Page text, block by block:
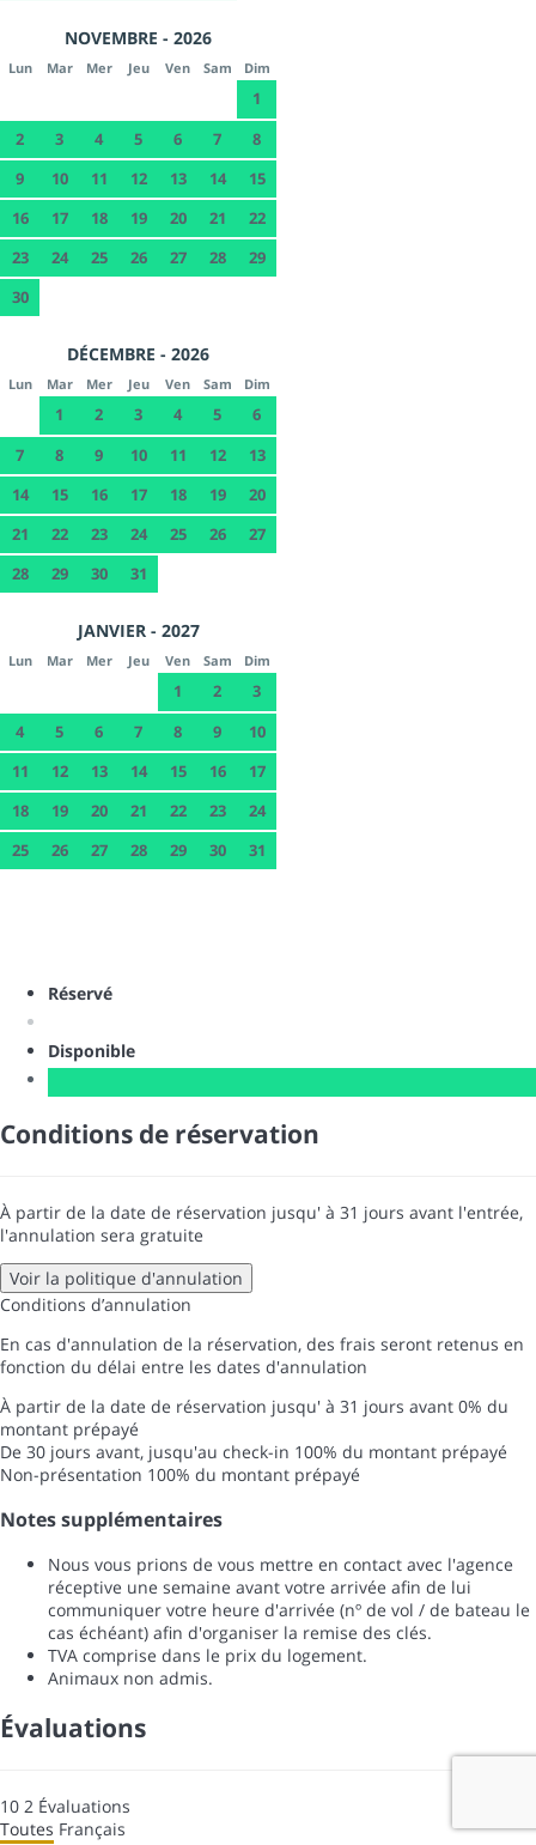
NOVEMBRE - 2026
Lun Mar Mer Jeu Ven Sam Dim
1
2
3 4 5 6 7
8
9
10 11 12 13 14
15
16
17 18 19 20 21
22
23
24 25 26 27 28
29
30
DÉCEMBRE - 2026
Lun Mar Mer Jeu Ven Sam Dim
1 2 3 4 5
6
7
8 9 10 11 12
13
14
15 16 17 18 19
20
21
22 23 24 25 26
27
28
29 30 31
JANVIER - 2027
Lun Mar Mer Jeu Ven Sam Dim
1 2
3
4
5 6 7 8 9
10
11
12 13 14 15 16
17
18
19 20 21 22 23
24
25
26 27 28 29 30 31
Réservé
Disponible
Conditions de réservation
À partir de la date de réservation jusqu' à 31 jours avant l'entrée,
l'annulation sera gratuite
Voir la politique d'annulation
Conditions d’annulation
En cas d'annulation de la réservation, des frais seront retenus en
fonction du délai entre les dates d'annulation
À partir de la date de réservation jusqu' à 31 jours avant 0% du
montant prépayé
De 30 jours avant, jusqu'au check-in 100% du montant prépayé
Non-présentation 100% du montant prépayé
Notes supplémentaires
Nous vous prions de vous mettre en contact avec l'agence
réceptive une semaine avant votre arrivée afin de lui
communiquer votre heure d'arrivée (nº de vol / de bateau le
cas échéant) afin d'organiser la remise des clés.
TVA comprise dans le prix du logement.
Animaux non admis.
Évaluations
10 2 Évaluations
Toutes Français